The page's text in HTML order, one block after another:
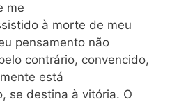
me
à morte de meu
pensamento não
contrário, convencido,
está
se destina à vitória. O